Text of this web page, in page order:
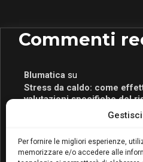
Per fornire le migliori esperienze,
memorizzare e/o accedere alle
Commenti
Blumaticasu
Stress da caldo: come
valutazioni specifiche del
attivo anche in Campania:
Blumatica da 80 Ore per